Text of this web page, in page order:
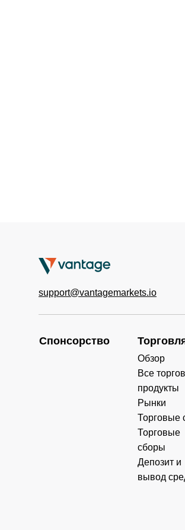
support@vantagemarkets.io
Спонсорство
Обзор
Все
продукты
Рынки
Торговые
Торговые
сборы
Депозит и
вывод